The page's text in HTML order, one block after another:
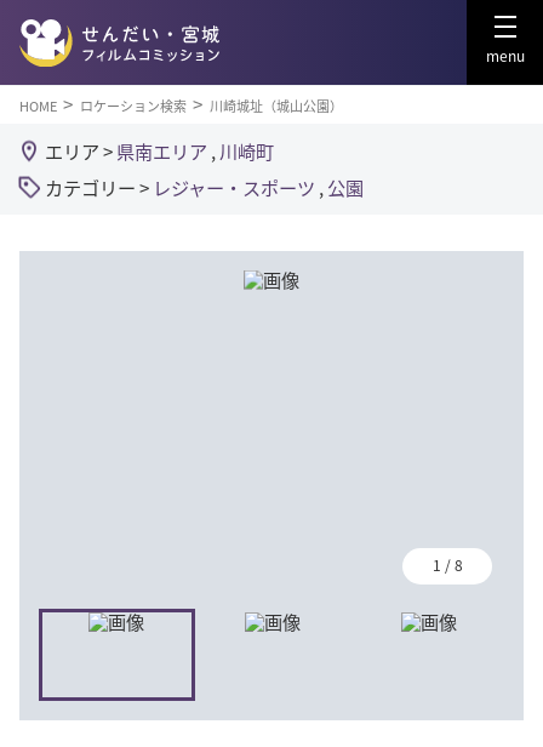
menu
HOME ロケーション検索 川崎城址（城山公園）
エリア >県南エリア , 川崎町
カテゴリー > レジャー・スポーツ , 公園
1 /8